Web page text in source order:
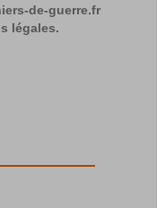
de-guerre.fr
légales.